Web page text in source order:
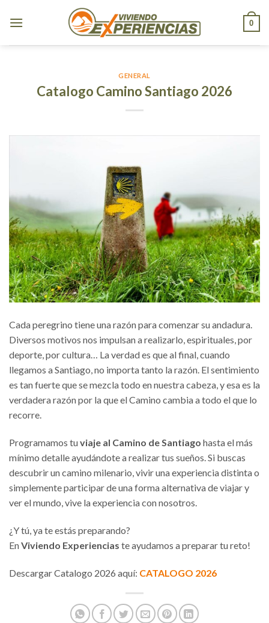
0
GENERAL
Catalogo Camino Santiago 2026
Cada peregrino tiene una razón para comenzar su andadura.
Diversos motivos nos impulsan a realizarlo, espirituales, por
deporte, por cultura… La verdad es que al final, cuando
llegamos a Santiago, no importa tanto la razón. El sentimiento
es tan fuerte que se mezcla todo en nuestra cabeza, y esa es la
verdadera razón por la que el Camino cambia a todo el que lo
recorre.
Programamos tuviaje al Camino de Santiago hasta el más
mínimo detalle ayudándote a realizar tus sueños. Si buscas
descubrir un camino milenario, vivir una experiencia distinta o
simplemente participar de una forma alternativa de viajar y
ver el mundo, vive la experiencia con nosotros.
¿Y tú, ya te estás preparando?
EnViviendo Experiencias te ayudamos a preparar tu reto!
Descargar Catalogo 2026 aquí: CATALOGO 2026